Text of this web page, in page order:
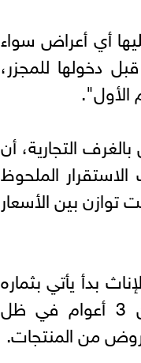
أي أعراض سواء
دخولها للمجزر،
التجارية، أن
الملحوظ
توازن بين الأسعار
بدأ يأتي بثماره
حاليًا فالعديد من الإناث لم يتم ذبحها منذ أكثر من 3 أعوام في ظل
من المنتجات.